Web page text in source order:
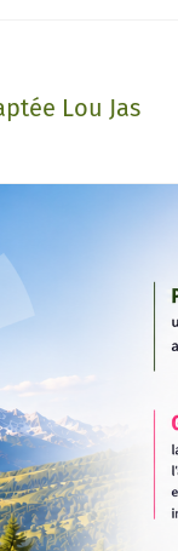
Lou Jas